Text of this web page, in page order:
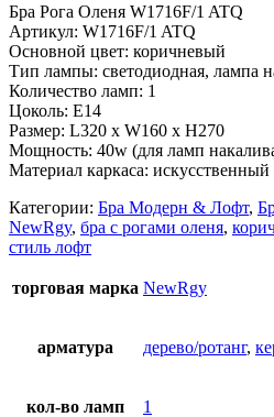
Бра Рога Оленя W1716F/1 ATQ
Артикул: W1716F/1 ATQ
Основной цвет: коричневый
Тип лампы: светодиодная, лампа
Количество ламп: 1
Цоколь: E14
Размер: L320 x W160 x H270
Мощность: 40w (для ламп
Материал каркаса: искусственный
Категории: Бра Модерн & Лофт,
NewRgy, бра с рогами оленя,
стиль лофт
торговая марка NewRgy
арматура дерево/ротанг,
кол-во ламп 1